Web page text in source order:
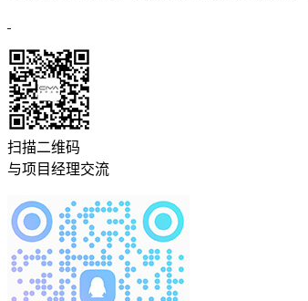
扫描二维码
与项目经理交流